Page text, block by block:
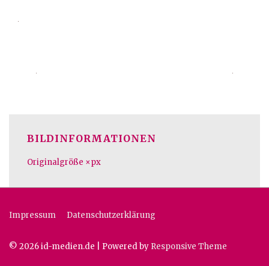
BILDINFORMATIONEN
Originalgröße ×px
Footer-
Menü
Impressum Datenschutzerklärung
© 2026id-medien.de | Powered by Responsive Theme